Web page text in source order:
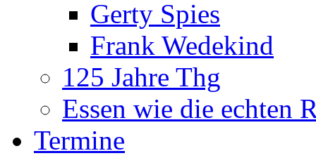
Gerty Spies
Frank Wedekind
125 Jahre Thg
Essen wie die echten
Termine